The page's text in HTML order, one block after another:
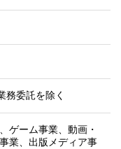
委託を除く
ゲーム事業、動画・
業、出版メディア事